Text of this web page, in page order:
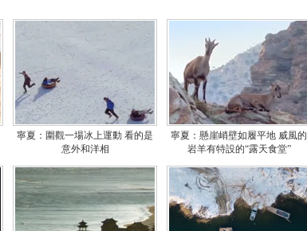
寧夏：圍觀一場冰上運動 看的是
意外和洋相
寧夏：懸崖峭壁如履平地 威風的
岩羊有特設的“露天食堂”